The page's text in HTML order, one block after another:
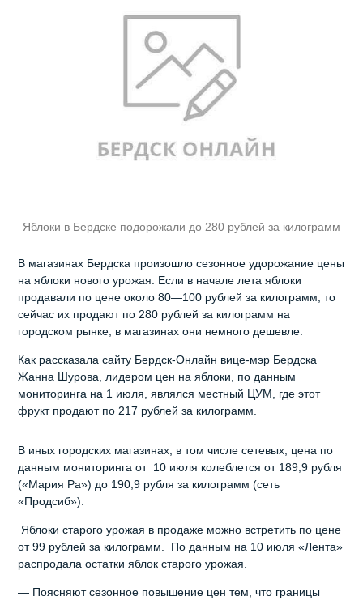
Яблоки в Бердске подорожали до 280 рублей за килограмм
В магазинах Бердска произошло сезонное удорожание цены
на яблоки нового урожая. Если в начале лета яблоки
продавали по цене около 80—100 рублей за килограмм, то
сейчас их продают по 280 рублей за килограмм на
городском рынке, в магазинах они немного дешевле.
Как рассказала сайту Бердск-Онлайн вице-мэр Бердска
Жанна Шурова, лидером цен на яблоки, по данным
мониторинга на 1 июля, являлся местный ЦУМ, где этот
фрукт продают по 217 рублей за килограмм.
В иных городских магазинах, в том числе сетевых, цена по
данным мониторинга от 10 июля колеблется от 189,9 рубля
(«Мария Ра») до 190,9 рубля за килограмм (сеть
«Продсиб»).
Яблоки старого урожая в продаже можно встретить по цене
от 99 рублей за килограмм. По данным на 10 июля «Лента»
распродала остатки яблок старого урожая.
— Поясняют сезонное повышение цен тем, что границы